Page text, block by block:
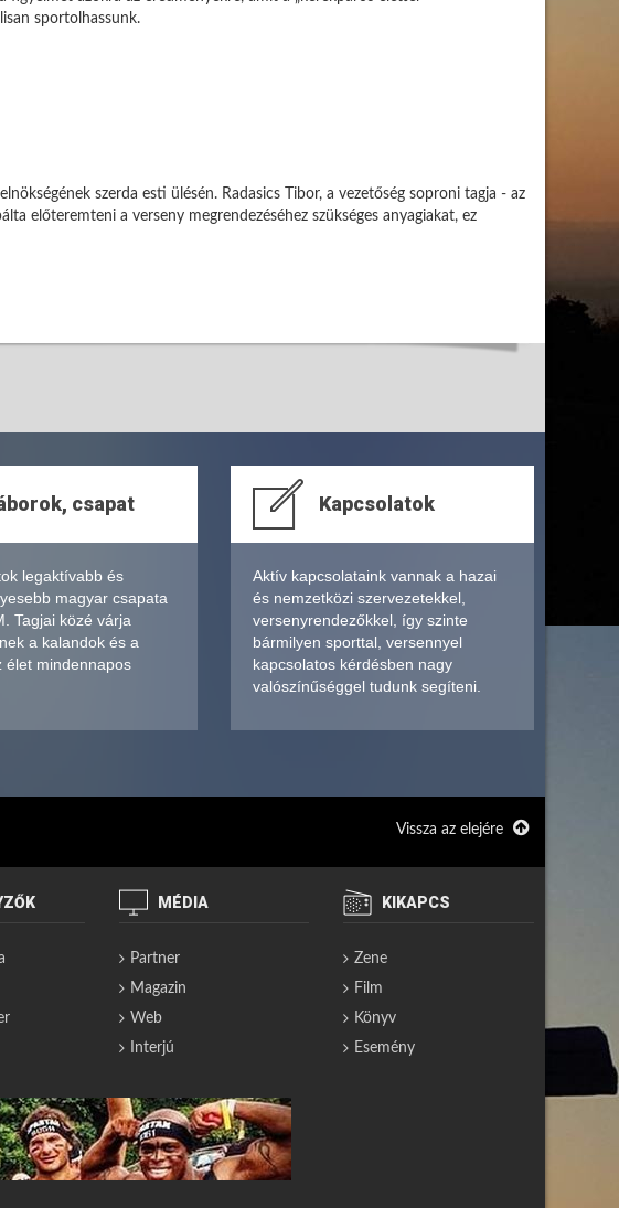
sportolhassunk.
szerda esti ülésén. Radasics Tibor, a vezetőség soproni tagja - az
előteremteni a verseny megrendezéséhez szükséges anyagiakat, ez
csapat
legaktívabb és
magyar csapata
Tagjai közé várja
a kalandok és a
élet mindennapos
Kapcsolatok
Aktív kapcsolataink vannak a hazai
és nemzetközi szervezetekkel,
versenyrendezőkkel, így szinte
bármilyen sporttal, versennyel
kapcsolatos kérdésben nagy
valószínűséggel tudunk segíteni.
Vissza az elejére
MÉDIA
Partner
Magazin
Web
Interjú
KIKAPCS
Zene
Film
Könyv
Esemény